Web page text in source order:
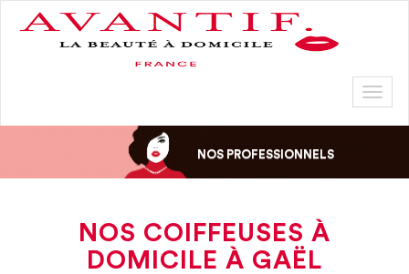
NOS PROFESSIONNELS
NOS COIFFEUSES À
DOMICILE À GAËL